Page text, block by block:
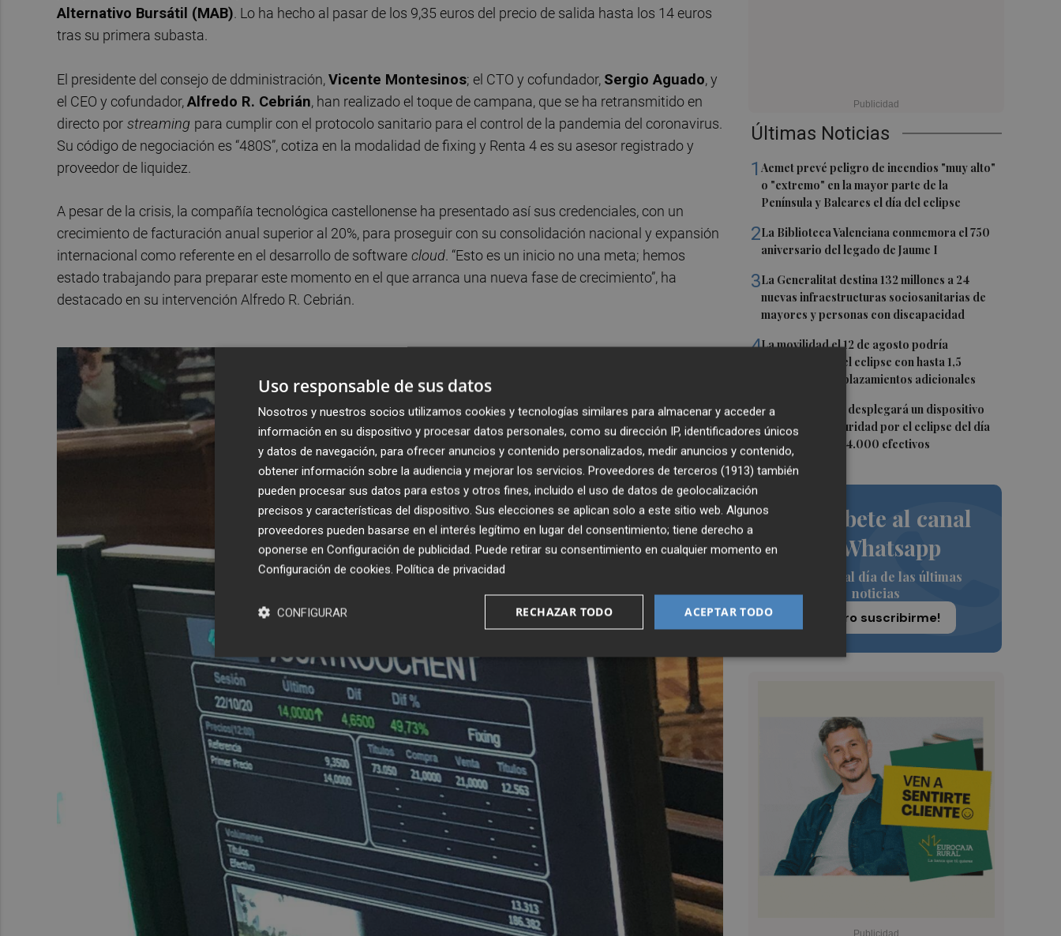
Últimas Noticias
1Aemet prevé peligro de incendios "muy alto"
o "extremo" en la mayor parte de la
Península y Baleares el día del eclipse
2La Biblioteca Valenciana conmemora el 750
aniversario del legado de Jaume I
3La Generalitat destina 132 millones a 24
nuevas infraestructuras sociosanitarias de
mayores y personas con discapacidad
4La movilidad el 12 de agosto podría
duplicarse por el eclipse con hasta 1,5
millones de desplazamientos adicionales
5La Guardia Civil desplegará un dispositivo
especial de seguridad por el eclipse del día
12, con más de 24.000 efectivos
Suscríbete al canal
de Whatsapp
Siempre al día de las últimas
noticias
¡Quiero suscribirme!
Alternativo Bursátil (MAB). Lo ha hecho al pasar de los 9,35 euros del precio de salida hasta los 14 euros
tras su primera subasta.
El presidente del consejo de ddministración,Vicente Montesinos; el CTO y cofundador, Sergio Aguado, y
el CEO y cofundador,Alfredo R. Cebrián, han realizado el toque de campana, que se ha retransmitido en
directo por streaming para cumplir con el protocolo sanitario para el control de la pandemia del coronavirus.
Su código de negociación es “480S”, cotiza en la modalidad de fixing y Renta 4 es su asesor registrado y
proveedor de liquidez.
A pesar de la crisis, la compañía tecnológica castellonense ha presentado así sus credenciales, con un
crecimiento de facturación anual superior al 20%, para proseguir con su consolidación nacional y expansión
internacional como referente en el desarrollo de software cloud. “Esto es un inicio no una meta; hemos
estado trabajando para preparar este momento en el que arranca una nueva fase de crecimiento”, ha
destacado en su intervención Alfredo R. Cebrián.
Uso responsable de sus datos
Nosotros y nuestros socios utilizamos cookies y tecnologías similares para almacenar y acceder a
información en su dispositivo y procesar datos personales, como su dirección IP, identificadores únicos
y datos de navegación, para ofrecer anuncios y contenido personalizados, medir anuncios y contenido,
obtener información sobre la audiencia y mejorar los servicios. Proveedores de terceros (1913) también
pueden procesar sus datos para estos y otros fines, incluido el uso de datos de geolocalización
precisos y características del dispositivo. Sus elecciones se aplican solo a este sitio web. Algunos
proveedores pueden basarse en el interés legítimo en lugar del consentimiento; tiene derecho a
oponerse en Configuración de publicidad. Puede retirar su consentimiento en cualquier momento en
Configuración de cookies. Política de privacidad
ACEPTAR TODO
RECHAZAR TODO
CONFIGURAR